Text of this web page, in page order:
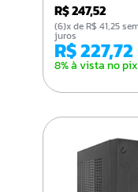
R$ 247,52
R$ 227,72
8% à vista no pix
(6)x de R$ 41,25 sem
juros